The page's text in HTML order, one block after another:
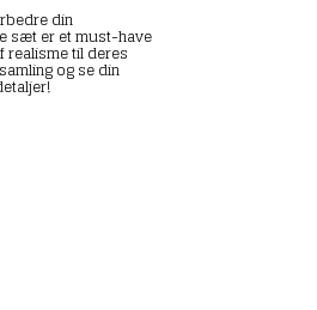
din
sæt er et must-have
realisme til deres
og se din